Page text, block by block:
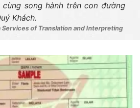
song hành trên con đường
Khách.
Services of Translation and Interpreting